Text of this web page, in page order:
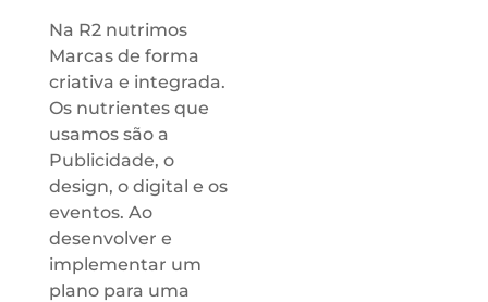
Na R2 nutrimos
Marcas de forma
criativa e integrada.
Os nutrientes que
usamos são a
Publicidade, o
design, o digital e os
eventos. Ao
desenvolver e
implementar um
plano para uma